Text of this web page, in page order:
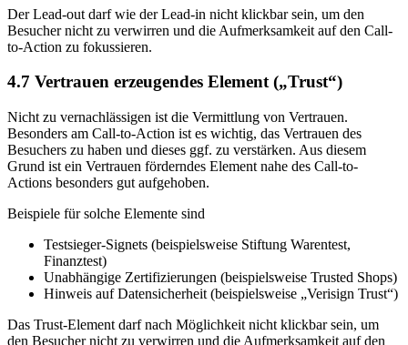
Der Lead-out darf wie der Lead-in nicht klickbar sein, um den
Besucher nicht zu verwirren und die Aufmerksamkeit auf den Call-
to-Action zu fokussieren.
4.7 Vertrauen erzeugendes Element („Trust“)
Nicht zu vernachlässigen ist die Vermittlung von Vertrauen.
Besonders am Call-to-Action ist es wichtig, das Vertrauen des
Besuchers zu haben und dieses ggf. zu verstärken. Aus diesem
Grund ist ein Vertrauen förderndes Element nahe des Call-to-
Actions besonders gut aufgehoben.
Beispiele für solche Elemente sind
Testsieger-Signets (beispielsweise Stiftung Warentest,
Finanztest)
Unabhängige Zertifizierungen (beispielsweise Trusted Shops)
Hinweis auf Datensicherheit (beispielsweise „Verisign Trust“)
Das Trust-Element darf nach Möglichkeit nicht klickbar sein, um
den Besucher nicht zu verwirren und die Aufmerksamkeit auf den